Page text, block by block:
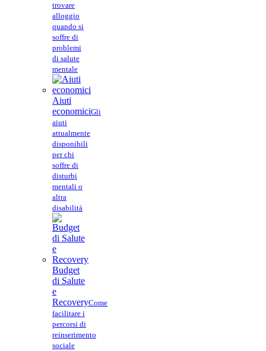
trovare
alloggio
quando si
soffre di
problemi
di salute
mentale
Aiuti
economiciGli
aiuti
attualmente
disponibili
per chi
soffre di
disturbi
mentali o
altra
disabilità
Budget
di Salute
e
RecoveryCome
facilitare i
percorsi di
reinserimento
sociale